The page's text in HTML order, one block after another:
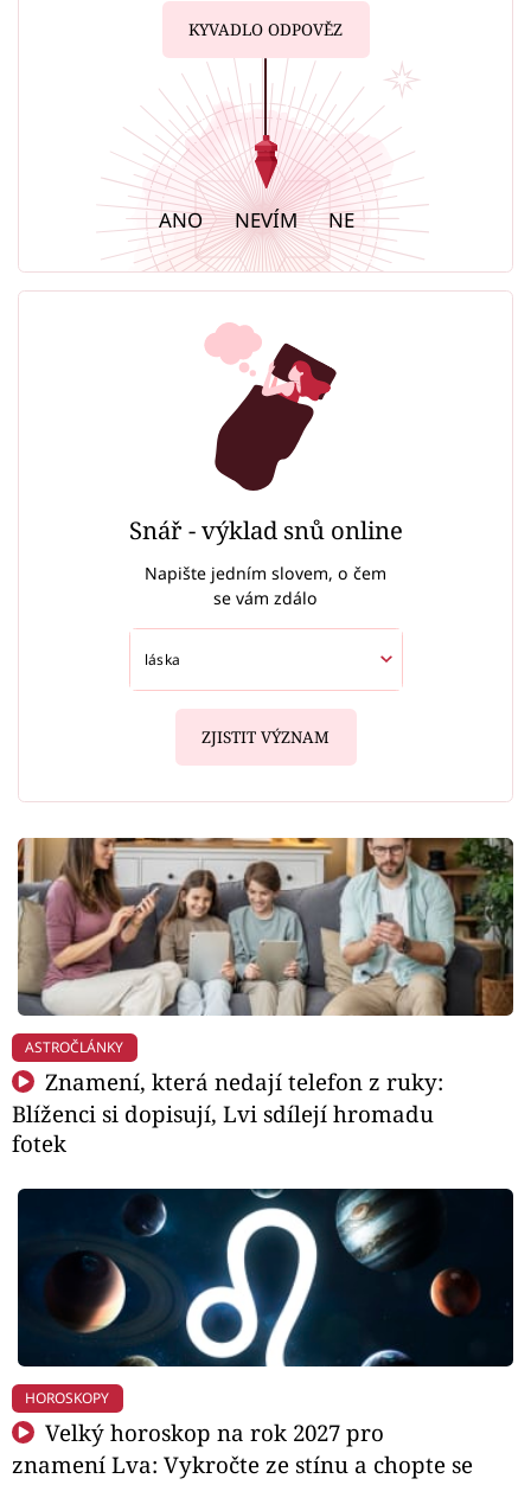
KYVADLO ODPOVĚZ
ANO NEVÍM NE
Snář - výklad snů online
Napište jedním slovem, o čem
se vám zdálo
ZJISTIT VÝZNAM
ASTROČLÁNKY
Znamení, která nedají telefon z ruky:
Blíženci si dopisují, Lvi sdílejí hromadu
fotek
HOROSKOPY
Velký horoskop na rok 2027 pro
znamení Lva: Vykročte ze stínu a chopte se